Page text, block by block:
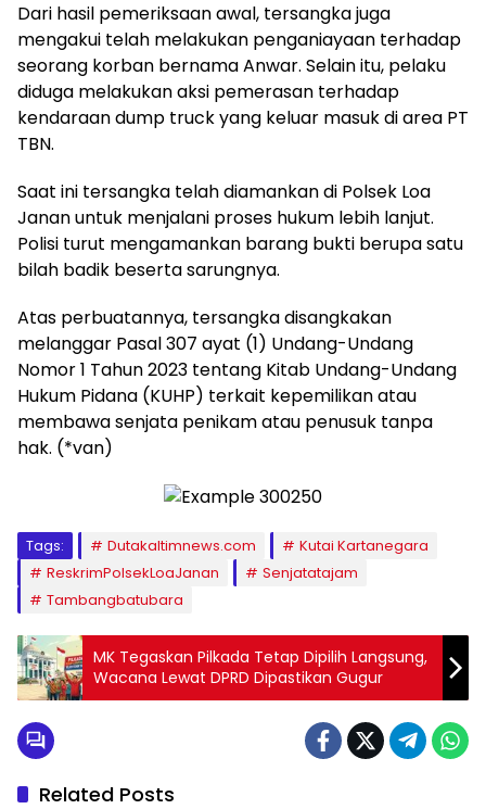
Dari hasil pemeriksaan awal, tersangka juga
mengakui telah melakukan penganiayaan terhadap
seorang korban bernama Anwar. Selain itu, pelaku
diduga melakukan aksi pemerasan terhadap
kendaraan dump truck yang keluar masuk di area PT
TBN.
Saat ini tersangka telah diamankan di Polsek Loa
Janan untuk menjalani proses hukum lebih lanjut.
Polisi turut mengamankan barang bukti berupa satu
bilah badik beserta sarungnya.
Atas perbuatannya, tersangka disangkakan
melanggar Pasal 307 ayat (1) Undang-Undang
Nomor 1 Tahun 2023 tentang Kitab Undang-Undang
Hukum Pidana (KUHP) terkait kepemilikan atau
membawa senjata penikam atau penusuk tanpa
hak. (*van)
Tags: Dutakaltimnews.com
Kutai Kartanegara
ReskrimPolsekLoaJanan
Senjatatajam
Tambangbatubara
MK Tegaskan Pilkada Tetap Dipilih Langsung,
Wacana Lewat DPRD Dipastikan Gugur
Related Posts